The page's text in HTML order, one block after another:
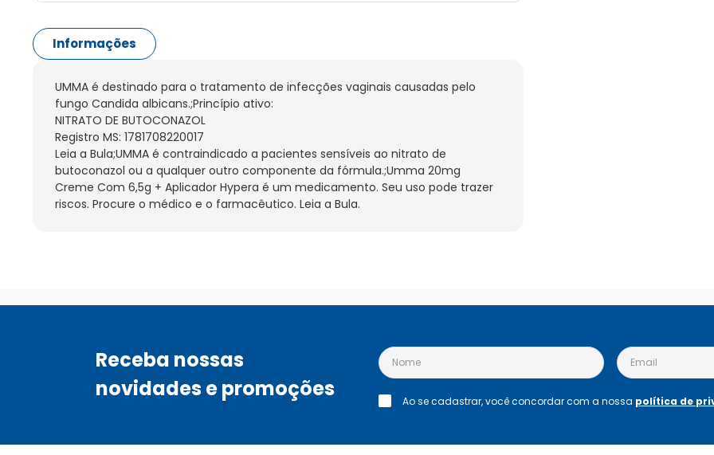
Informações
UMMA é destinado para o tratamento de infecções vaginais causadas pelo
fungo Candida albicans.;Princípio ativo:
NITRATO DE BUTOCONAZOL
Registro MS: 1781708220017
Leia a Bula;UMMA é contraindicado a pacientes sensíveis ao nitrato de
butoconazol ou a qualquer outro componente da fórmula.;Umma 20mg
Creme Com 6,5g + Aplicador Hypera é um medicamento. Seu uso pode trazer
riscos. Procure o médico e o farmacêutico. Leia a Bula.
Receba nossas
novidades e promoções
Ao se cadastrar, você concordar com a nossa política de